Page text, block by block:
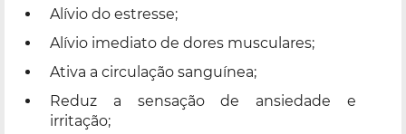
Alívio do estresse;
Alívio imediato de dores musculares;
Ativa a circulação sanguínea;
Reduz a sensação de ansiedade e
irritação;